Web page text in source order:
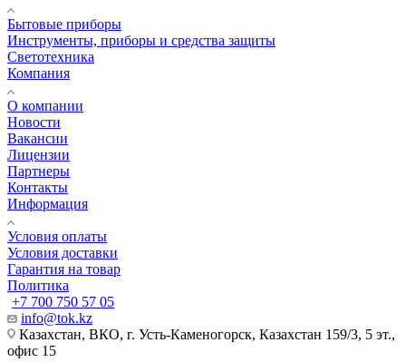
Бытовые приборы
Инструменты, приборы и средства защиты
Светотехника
Компания
О компании
Новости
Вакансии
Лицензии
Партнеры
Контакты
Информация
Условия оплаты
Условия доставки
Гарантия на товар
Политика
+7 700 750 57 05
info@tok.kz
Казахстан, ВКО, г. Усть-Каменогорск, Казахстан 159/3, 5 эт.,
офис 15